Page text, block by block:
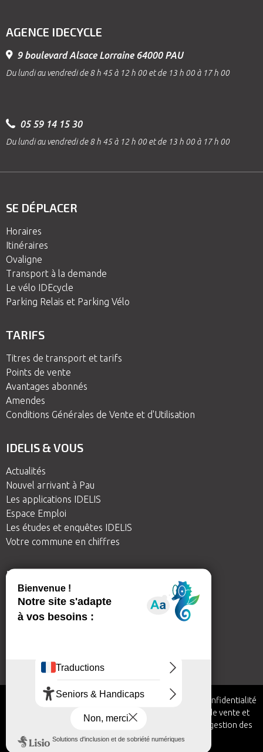
AGENCE IDECYCLE
9 boulevard Alsace Lorraine 64000 PAU
Du lundi au vendredi de 8 h 45 à 12 h 00 et de 13 h 00 à 17 h 00
05 59 14 15 30
Du lundi au vendredi de 8 h 45 à 12 h 00 et de 13 h 00 à 17 h 00
SE DÉPLACER
Horaires
Itinéraires
Ovaligne
Transport à la demande
Le vélo IDEcycle
Parking Relais et Parking Vélo
TARIFS
Titres de transport et tarifs
Points de vente
Avantages abonnés
Amendes
Conditions Générales de Vente et d'Utilisation
IDELIS & VOUS
Actualités
Nouvel arrivant à Pau
Les applications IDELIS
Espace Emploi
Les études et enquêtes IDELIS
Votre commune en chiffres
BESOIN D'AIDE
IDELIS me guide
Nous contacter
réalisation koredge|mentions légales
politique de confidentialité
accessibilité: non-conforme |conditions générales de vente et
plan de site
gestion des
cookies